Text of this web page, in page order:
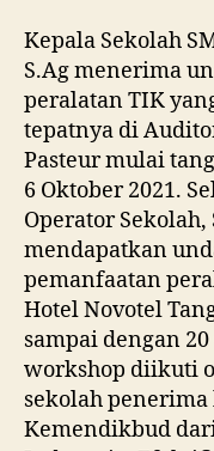
Kepala Sekolah
S.Ag menerima
peralatan TIK
tepatnya di
Pasteur mulai
6 Oktober 2021.
Operator
mendapatkan
pemanfaatan
Hotel Novotel
sampai dengan
workshop diikuti
sekolah
Kemendikbud